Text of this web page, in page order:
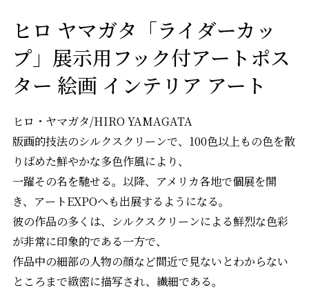
ヒロ ヤマガタ「ライダーカッ
プ」展示用フック付アートポス
ター 絵画 インテリア アート
ヒロ・ヤマガタ/HIRO YAMAGATA
版画的技法のシルクスクリーンで、100色以上もの色を散
りばめた鮮やかな多色作風により、
一躍その名を馳せる。以降、アメリカ各地で個展を開
き、アートEXPOへも出展するようになる。
彼の作品の多くは、シルクスクリーンによる鮮烈な色彩
が非常に印象的である一方で、
作品中の細部の人物の顔など間近で見ないとわからない
ところまで緻密に描写され、繊細である。